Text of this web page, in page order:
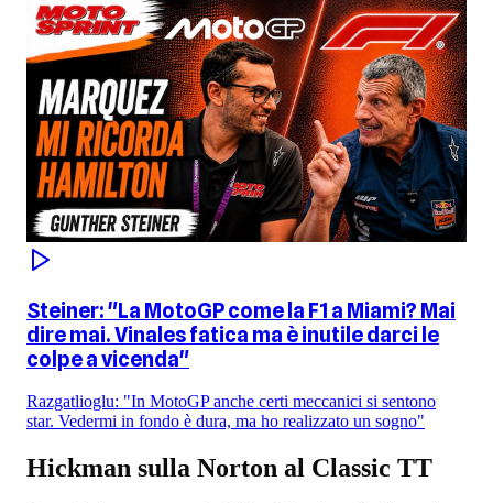
Steiner: "La MotoGP come la F1 a Miami? Mai
dire mai. Vinales fatica ma è inutile darci le
colpe a vicenda"
Razgatlioglu: "In MotoGP anche certi meccanici si sentono
star. Vedermi in fondo è dura, ma ho realizzato un sogno"
Hickman sulla Norton al Classic TT